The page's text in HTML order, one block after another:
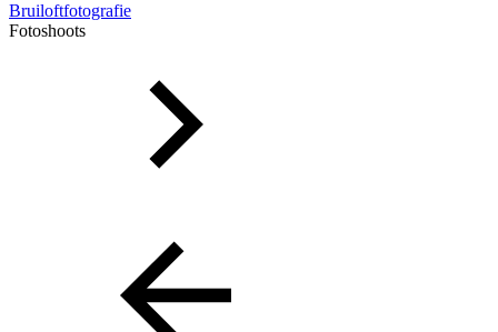
Bruiloftfotografie
Fotoshoots